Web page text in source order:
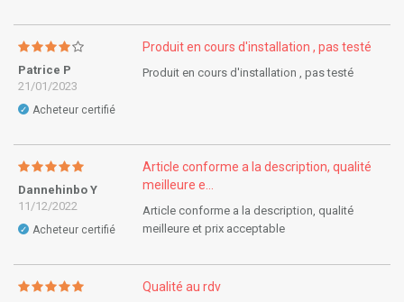
Patrice P
21/01/2023
✓ Acheteur certifié
Produit en cours d'installation , pas testé
Produit en cours d'installation , pas testé
Dannehinbo Y
11/12/2022
✓ Acheteur certifié
Article conforme a la description, qualité
meilleure e...
Article conforme a la description, qualité
meilleure et prix acceptable
Qualité au rdv